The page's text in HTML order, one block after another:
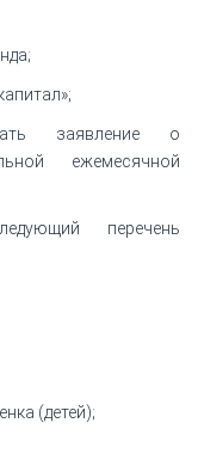
заявление о
ежемесячной
перечень
(детей);